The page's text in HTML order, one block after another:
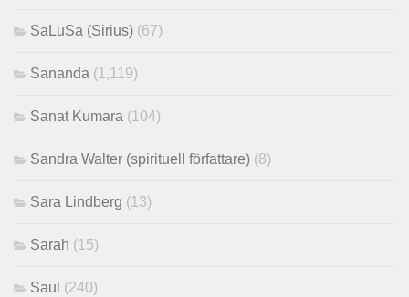
SaLuSa (Sirius) (67)
Sananda (1,119)
Sanat Kumara (104)
Sandra Walter (spirituell författare) (8)
Sara Lindberg (13)
Sarah (15)
Saul (240)